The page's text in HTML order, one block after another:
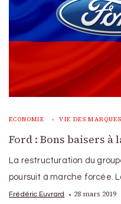
ECONOMIE VIE DES MARQUES
Ford : Bons baisers à
La restructuration du
poursuit à marche forcée.
Frédéric Euvrard 28 mars 2019